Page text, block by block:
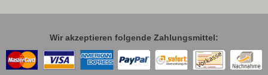
Wir akzeptieren folgende Zahlungsmittel: